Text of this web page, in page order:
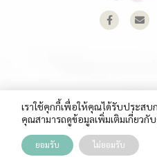
Copyright (C) 2023 A.P.
เราใช้คุกกี้เพื่อให้คุณได้รับประส
คุณสามารถดูข้อมูลเพิ่มเติมเกี่ยวกั
ยอมรับ ไม่ยอมรับ